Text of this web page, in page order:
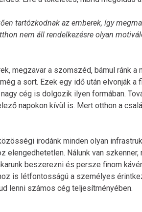
tartózkodnak az emberek, így
nem áll rendelkezésre olyan
megzavar a szomszéd, bámul ránk a
a sort. Ezek egy idő után elvonják a
cég is dolgozik ilyen formában.
napokon kívül is. Mert otthon a
irodánk minden olyan
elengedhetetlen. Nálunk van
beszerezni és persze finom
is létfontosságú a személyes
lenni számos cég teljesítményében.